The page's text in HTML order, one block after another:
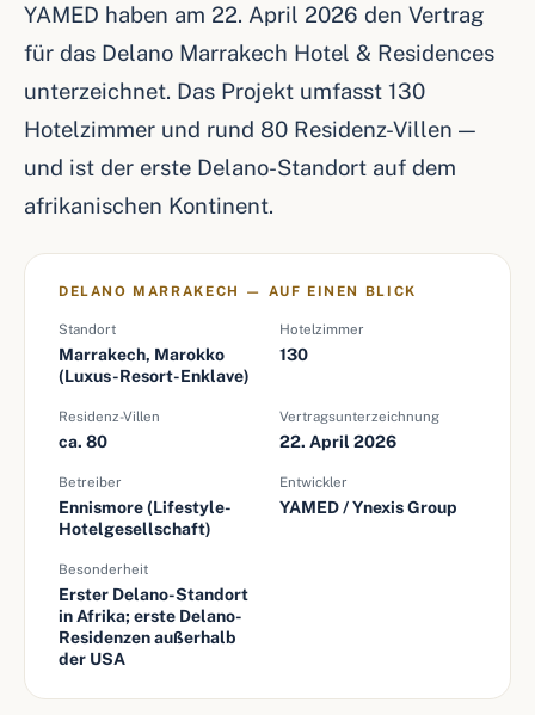
YAMED haben am 22. April 2026 den Vertrag
für das Delano Marrakech Hotel & Residences
unterzeichnet. Das Projekt umfasst 130
Hotelzimmer und rund 80 Residenz-Villen —
und ist der erste Delano-Standort auf dem
afrikanischen Kontinent.
DELANO MARRAKECH — AUF EINEN BLICK
Standort
Marrakech, Marokko
(Luxus-Resort-Enklave)
Hotelzimmer
130
Residenz-Villen
ca. 80
Vertragsunterzeichnung
22. April 2026
Betreiber
Ennismore (Lifestyle-
Hotelgesellschaft)
Entwickler
YAMED / Ynexis Group
Besonderheit
Erster Delano-Standort
in Afrika; erste Delano-
Residenzen außerhalb
der USA